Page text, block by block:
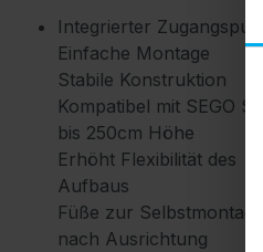
Integrierter
Einfache Montage
Stabile Konstruktion
Kompatibel mit SEGO
bis 250cm Höhe
Erhöht Flexibilität des
Aufbaus
Füße zur
nach Ausrichtung